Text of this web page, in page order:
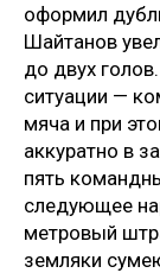
оформил
Шайтанов
до двух
ситуации —
мяча и при
аккуратно в
пять
следующее
метровый
земляки